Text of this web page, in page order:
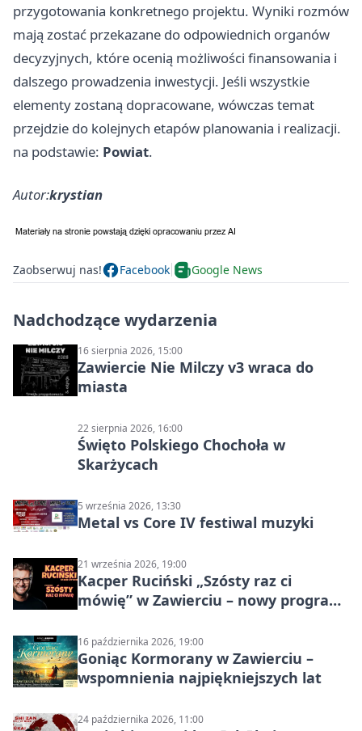
przygotowania konkretnego projektu. Wyniki rozmów
mają zostać przekazane do odpowiednich organów
decyzyjnych, które ocenią możliwości finansowania i
dalszego prowadzenia inwestycji. Jeśli wszystkie
elementy zostaną dopracowane, wówczas temat
przejdzie do kolejnych etapów planowania i realizacji.
na podstawie: Powiat.
Autor:krystian
Zaobserwuj nas! Facebook Google News
Nadchodzące wydarzenia
16 sierpnia 2026, 15:00
Zawiercie Nie Milczy v3 wraca do
miasta
22 sierpnia 2026, 16:00
Święto Polskiego Chochoła w
Skarżycach
5 września 2026, 13:30
Metal vs Core IV festiwal muzyki
21 września 2026, 19:00
Kacper Ruciński „Szósty raz ci
mówię” w Zawierciu – nowy program
16 października 2026, 19:00
Goniąc Kormorany w Zawierciu –
wspomnienia najpiękniejszych lat
24 października 2026, 11:00